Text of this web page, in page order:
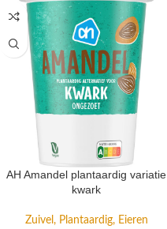
AH Amandel plantaardig variatie
kwark
Zuivel, Plantaardig, Eieren